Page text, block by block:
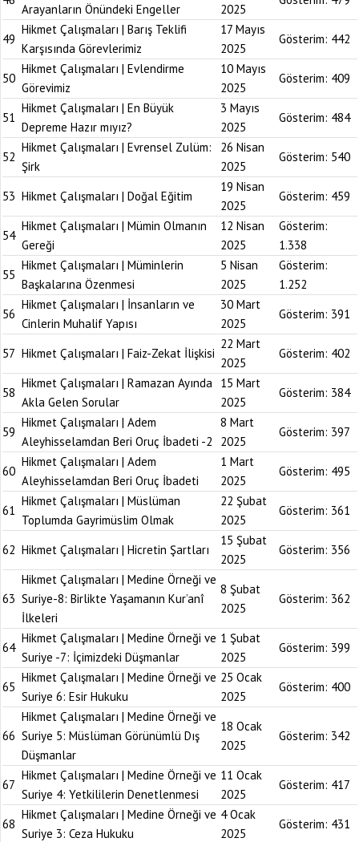
Arayanların Önündeki Engeller 2025
49
Hikmet Çalışmaları | Barış Teklifi
Karşısında Görevlerimiz
17 Mayıs
2025
Gösterim: 442
50
Hikmet Çalışmaları | Evlendirme
Görevimiz
10 Mayıs
2025
Gösterim: 409
51
Hikmet Çalışmaları | En Büyük
Depreme Hazır mıyız?
3 Mayıs
2025
Gösterim: 484
52
Hikmet Çalışmaları | Evrensel Zulüm:
Şirk
26 Nisan
2025
Gösterim: 540
53 Hikmet Çalışmaları | Doğal Eğitim
19 Nisan
2025
Gösterim: 459
54
Hikmet Çalışmaları | Mümin Olmanın
Gereği
12 Nisan
2025
Gösterim:
1.338
55
Hikmet Çalışmaları | Müminlerin
Başkalarına Özenmesi
5 Nisan
2025
Gösterim:
1.252
56
Hikmet Çalışmaları | İnsanların ve
Cinlerin Muhalif Yapısı
30 Mart
2025
Gösterim: 391
57 Hikmet Çalışmaları | Faiz-Zekat İlişkisi
22 Mart
2025
Gösterim: 402
58
Hikmet Çalışmaları | Ramazan Ayında
Akla Gelen Sorular
15 Mart
2025
Gösterim: 384
59
Hikmet Çalışmaları | Adem
Aleyhisselamdan Beri Oruç İbadeti -2
8 Mart
2025
Gösterim: 397
60
Hikmet Çalışmaları | Adem
Aleyhisselamdan Beri Oruç İbadeti
1 Mart
2025
Gösterim: 495
61
Hikmet Çalışmaları | Müslüman
Toplumda Gayrimüslim Olmak
22 Şubat
2025
Gösterim: 361
62 Hikmet Çalışmaları | Hicretin Şartları
15 Şubat
2025
Gösterim: 356
63
Hikmet Çalışmaları | Medine Örneği ve
Suriye-8: Birlikte Yaşamanın Kur’anî
İlkeleri
8 Şubat
2025
Gösterim: 362
64
Hikmet Çalışmaları | Medine Örneği ve
Suriye -7: İçimizdeki Düşmanlar
1 Şubat
2025
Gösterim: 399
65
Hikmet Çalışmaları | Medine Örneği ve
Suriye 6: Esir Hukuku
25 Ocak
2025
Gösterim: 400
66
Hikmet Çalışmaları | Medine Örneği ve
Suriye 5: Müslüman Görünümlü Dış
Düşmanlar
18 Ocak
2025
Gösterim: 342
67
Hikmet Çalışmaları | Medine Örneği ve
Suriye 4: Yetkililerin Denetlenmesi
11 Ocak
2025
Gösterim: 417
68
Hikmet Çalışmaları | Medine Örneği ve
Suriye 3: Ceza Hukuku
4 Ocak
2025
Gösterim: 431